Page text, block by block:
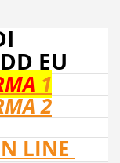
EU
1
A2
LINE